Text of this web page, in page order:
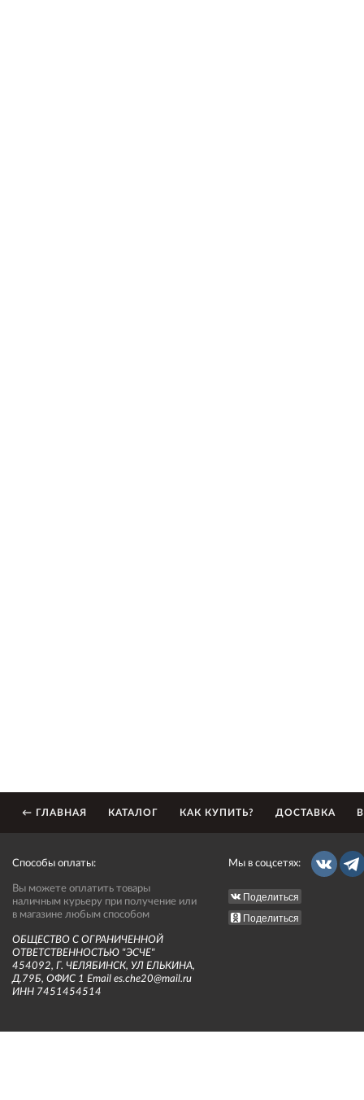
← ГЛАВНАЯ КАТАЛОГ КАК КУПИТЬ? ДОСТАВКА
Способы оплаты:
Вы можете оплатить товары
наличным курьеру при получение или
в магазине любым способом
ОБЩЕСТВО С ОГРАНИЧЕННОЙ
ОТВЕТСТВЕННОСТЬЮ "ЭСЧЕ"
454092, Г. ЧЕЛЯБИНСК, УЛ ЕЛЬКИНА,
Д.79Б, ОФИС 1 Email es.che20@mail.ru
ИНН 7451454514
Мы в соцсетях:
Поделиться
Поделиться